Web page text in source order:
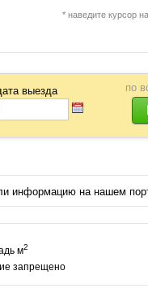
* наведите курсор
выезда по
информацию на нашем
площадь м2
запрещено